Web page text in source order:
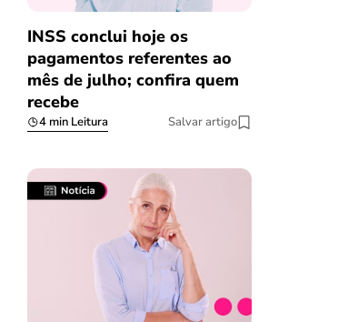
INSS conclui hoje os
pagamentos referentes ao
mês de julho; confira quem
recebe
4 min Leitura Salvar artigo